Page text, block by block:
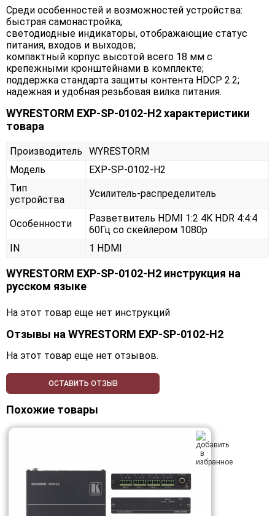
Среди особенностей и возможностей устройства:
быстрая самонастройка;
светодиодные индикаторы, отображающие статус
питания, входов и выходов;
компактный корпус высотой всего 18 мм с
крепежными кронштейнами в комплекте;
поддержка стандарта защиты контента HDCP 2.2;
надежная и удобная резьбовая вилка питания.
WYRESTORM EXP-SP-0102-H2 характеристики
товара
Производитель
WYRESTORM
Модель
EXP-SP-0102-H2
Тип
устройства
Усилитель-распределитель
Особенности
Разветвитель HDMI 1:2 4K HDR 4:4:4
60Гц со скейлером 1080p
IN
1 HDMI
WYRESTORM EXP-SP-0102-H2 инструкция на
русском языке
На этот товар еще нет инструкций
Отзывы на WYRESTORM EXP-SP-0102-H2
На этот товар еще нет отзывов.
ОСТАВИТЬ ОТЗЫВ
Похожие товары